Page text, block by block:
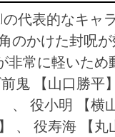
の代表的なキャ
のかけた封呪
非常に軽いため
鬼
【山口勝平
、 役小明
【
、 役寿海
【